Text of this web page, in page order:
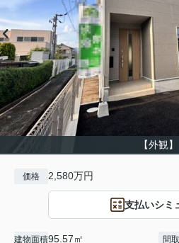
【外観】
価格 2,580万円
支払いシミ
建物面積95.57㎡ 間